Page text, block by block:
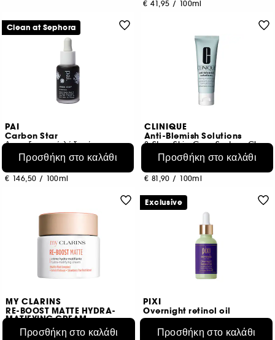
€ 41,95 / 100ml
PAI
Carbon Star
Αποτοξινωτικό λάδι νύχτας για το πρόσωπο με nigella και κάρβουνο
94
€ 146,50 / 100ml
Προσθήκη στο καλάθι
Clean at Sephora
CLINIQUE
Anti-Blemish Solutions
3-Step Skin Care System Clearing Moisturizer
727
€ 81,90 / 100ml
Προσθήκη στο καλάθι
MY CLARINS
RE-BOOST MATTE HYDRA-
MATIFYING CREAM
9
Προσθήκη στο καλάθι
PIXI
Overnight retinol oil
1
Προσθήκη στο καλάθι
Exclusive